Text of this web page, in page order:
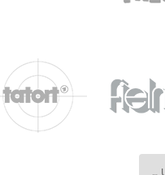
…